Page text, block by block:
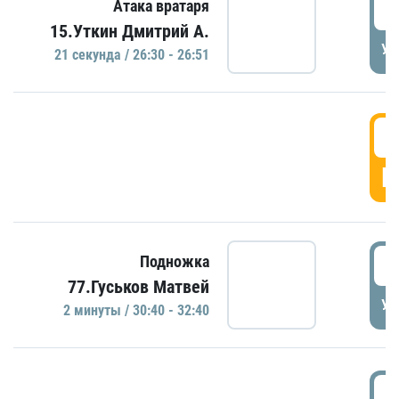
Атака вратаря
15.Уткин Дмитрий А.
21 секундa / 26:30 - 26:51
Подножка
77.Гуськов Матвей
2 минуты / 30:40 - 32:40